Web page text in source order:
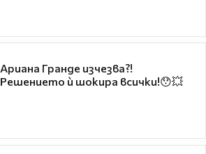
Ариана Гранде изчезва?!
Решението ѝ шокира всички!😯💥